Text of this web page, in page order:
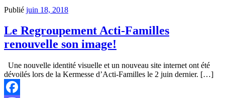
Publié juin 18, 2018
Le Regroupement Acti-Familles
renouvelle son image!
Une nouvelle identité visuelle et un nouveau site internet ont été
dévoilés lors de la Kermesse d’Acti-Familles le 2 juin dernier. […]